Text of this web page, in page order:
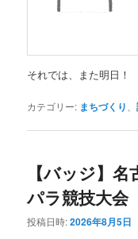
それでは、また明日！
カテゴリー: まちづくり 、
【バッジ】
パラ競技大会
投稿日時:2026年8月5日